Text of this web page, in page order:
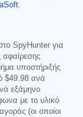
.
SpyHunter για
αφαίρεσης
υποστήριξής
$49.98 ανά
εξάμηνο
με το υλικό
(οι οποίοι